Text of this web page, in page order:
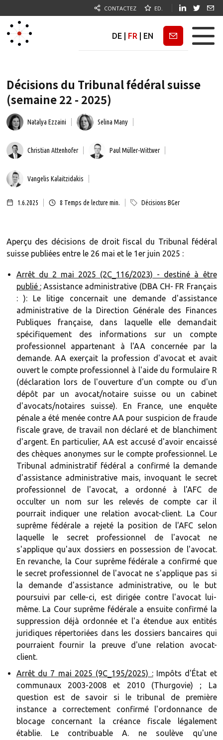
CONTACTEZ ED.
DE FR EN Newsletter
Décisions du Tribunal fédéral suisse
(semaine 22 - 2025)
Natalya Ezzaini Selina Many
Christian Attenhofer Paul Müller-Wittwer
Vangelis Kalaitzidakis
1.6.2025 8 Temps de lecture min. Décisions BGer
Aperçu des décisions de droit fiscal du Tribunal fédéral
suisse publiées entre le 26 mai et le 1er juin 2025 :
Arrêt du 2 mai 2025 (2C_116/2023) - destiné à être
publié :Assistance administrative (DBA CH- FR Français
: ): Le litige concernait une demande d'assistance
administrative de la Direction Générale des Finances
Publiques française, dans laquelle elle demandait
spécifiquement des informations sur un compte
professionnel appartenant à l'AA concernée par la
demande. AA exerçait la profession d'avocat et avait
ouvert le compte professionnel à l'aide du formulaire R
(déclaration lors de l'ouverture d'un compte ou d'un
dépôt par un avocat/notaire suisse ou un cabinet
d'avocats/notaires suisse). En France, une enquête
pénale a été menée contre AA pour suspicion de fraude
fiscale grave, de travail non déclaré et de blanchiment
d'argent. En particulier, AA est accusé d'avoir encaissé
des chèques anonymes sur le compte professionnel. Le
Tribunal administratif fédéral a confirmé la demande
d'assistance administrative mais, invoquant le secret
professionnel de l'avocat, a ordonné à l'AFC de
occulter un nom sur les relevés de compte car il
pourrait indiquer une relation avocat-client. La Cour
suprême fédérale a rejeté la position de l'AFC selon
laquelle le secret professionnel de l'avocat ne
s'applique qu'aux dossiers en possession de l'avocat.
En revanche, la Cour suprême fédérale a confirmé que
le secret professionnel de l'avocat ne s'applique pas si
la demande d'assistance administrative, ou le but
poursuivi par celle-ci, est dirigée contre l'avocat lui-
même. La Cour suprême fédérale a ensuite confirmé la
suppression déjà ordonnée et l'a étendue aux entités
juridiques répertoriées dans les dossiers bancaires qui
pourraient fournir la preuve d'une relation avocat-
client.
Arrêt du 7 mai 2025 (9C_195/2025) :Impôts d'État et
communaux 2003-2008 et 2010 (Thurgovie) ; La
question est de savoir si le tribunal de première
instance a correctement confirmé l'ordonnance de
blocage concernant la créance fiscale légalement
établie. Le contribuable A. ne soulève qu'une